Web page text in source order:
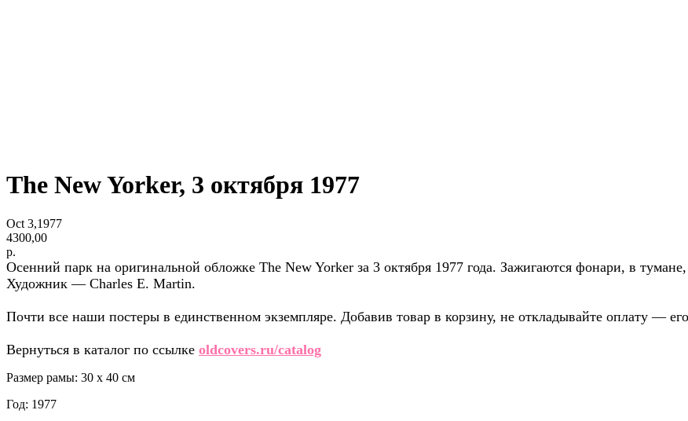
The New Yorker, 3 октября 1977
Oct 3,1977
4300,00
р.
Осенний парк на оригинальной обложке The New Yorker за 3 октября 1977 года. Зажигаются фонари, в
Художник — Charles E. Martin.
Почти все наши постеры в единственном экземпляре. Добавив товар в корзину, не откладывайте оплату —
Вернуться в каталог по ссылке oldcovers.ru/catalog
Размер рамы: 30 x 40 см
Год: 1977